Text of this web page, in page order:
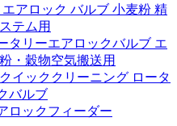
アロック バルブ 小麦粉 精
テム用
タリーエアロックバルブ エ
・穀物空気搬送用
イッククリーニング ロータ
バルブ
ロックフィーダー